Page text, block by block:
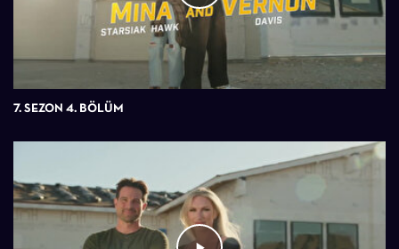
7. SEZON 4. BÖLÜM